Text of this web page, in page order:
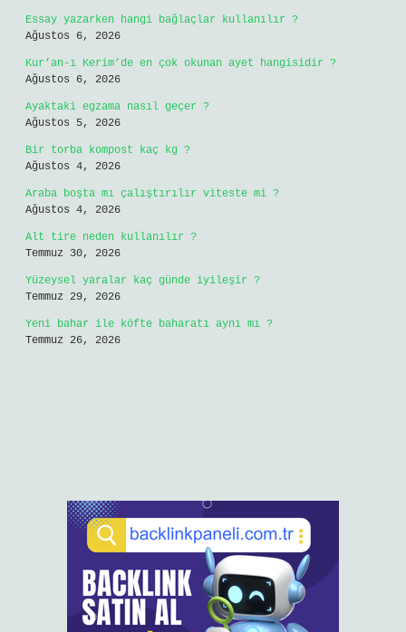
Essay yazarken hangi bağlaçlar kullanılır ?
Ağustos 6, 2026
Kur’an-ı Kerim’de en çok okunan ayet hangisidir ?
Ağustos 6, 2026
Ayaktaki egzama nasıl geçer ?
Ağustos 5, 2026
Bir torba kompost kaç kg ?
Ağustos 4, 2026
Araba boşta mı çalıştırılır viteste mi ?
Ağustos 4, 2026
Alt tire neden kullanılır ?
Temmuz 30, 2026
Yüzeysel yaralar kaç günde iyileşir ?
Temmuz 29, 2026
Yeni bahar ile köfte baharatı aynı mı ?
Temmuz 26, 2026